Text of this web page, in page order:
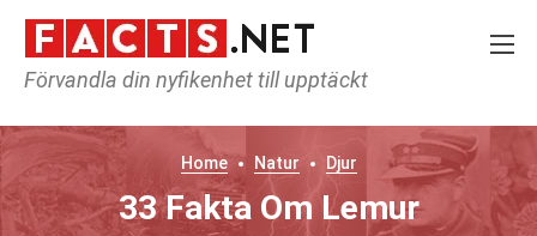
Förvandla din nyfikenhet till upptäckt
Home Natur Djur
33 Fakta Om Lemur